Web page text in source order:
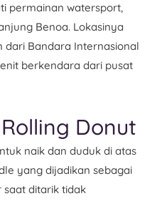
permainan watersport,
Benoa. Lokasinya
dari Bandara Internasional
berkendara dari pusat
Donut
naik dan duduk di atas
yang dijadikan sebagai
ditarik tidak